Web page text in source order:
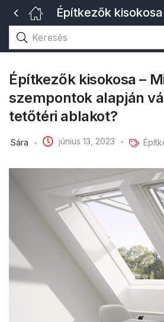
Építkezők kisokosa –
szempontok alapján
tetőtéri ablakot?
Sára június 13, 2023